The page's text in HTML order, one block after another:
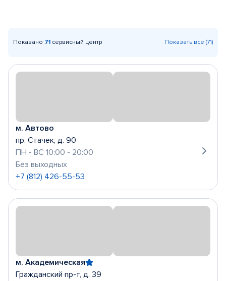
Показано 71 сервисный центр Показать все (71)
м. Автово
пр. Стачек, д. 90
ПН - ВС 10:00 - 20:00
Без выходных
+7 (812) 426-55-53
м. Академическая
Гражданский пр-т, д. 39